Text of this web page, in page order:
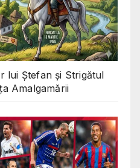
lui Ștefan și Strigătul
Amalgamării